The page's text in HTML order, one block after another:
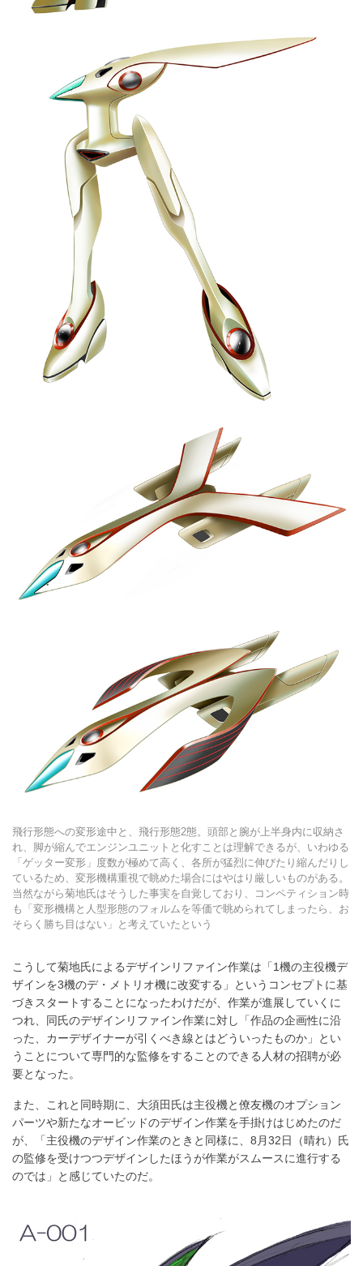
飛行形態への変形途中と、飛行形態2態。頭部と腕が上半身内に収納さ
れ、脚が縮んでエンジンユニットと化すことは理解できるが、いわゆる
「ゲッター変形」度数が極めて高く、各所が猛烈に伸びたり縮んだりし
ているため、変形機構重視で眺めた場合にはやはり厳しいものがある。
当然ながら菊地氏はそうした事実を自覚しており、コンペティション時
も「変形機構と人型形態のフォルムを等価で眺められてしまったら、お
そらく勝ち目はない」と考えていたという
こうして菊地氏によるデザインリファイン作業は「1機の主役機デ
ザインを3機のデ・メトリオ機に改変する」というコンセプトに基
づきスタートすることになったわけだが、作業が進展していくに
つれ、同氏のデザインリファイン作業に対し「作品の企画性に沿
った、カーデザイナーが引くべき線とはどういったものか」とい
うことについて専門的な監修をすることのできる人材の招聘が必
要となった。
また、これと同時期に、大須田氏は主役機と僚友機のオプション
パーツや新たなオービッドのデザイン作業を手掛けはじめたのだ
が、「主役機のデザイン作業のときと同様に、8月32日（晴れ）氏
の監修を受けつつデザインしたほうが作業がスムースに進行する
のでは」と感じていたのだ。